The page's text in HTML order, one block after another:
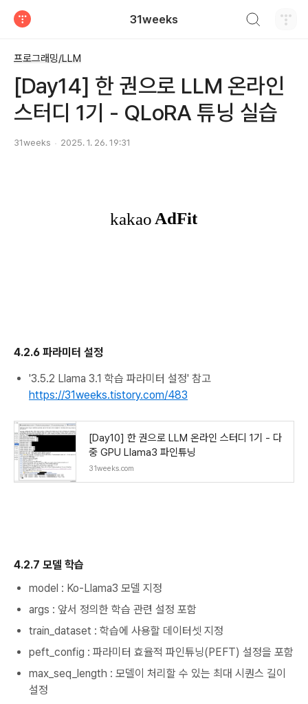
31weeks
프로그래밍/LLM
[Day14] 한 권으로 LLM 온라인
스터디 1기 - QLoRA 튜닝 실습
31weeks 2025. 1. 26. 19:31
4.2.6 파라미터 설정
'3.5.2 Llama 3.1 학습 파라미터 설정' 참고
https://31weeks.tistory.com/483
[Day10] 한 권으로 LLM 온라인 스터디 1기 - 다
중 GPU Llama3 파인튜닝
31weeks.com
4.2.7 모델 학습
model : Ko-Llama3 모델 지정
args : 앞서 정의한 학습 관련 설정 포함
train_dataset : 학습에 사용할 데이터셋 지정
peft_config : 파라미터 효율적 파인튜닝(PEFT) 설정을 포함
max_seq_length : 모델이 처리할 수 있는 최대 시퀀스 길이
설정